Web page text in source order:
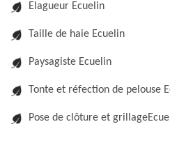
Elagueur Ecuelin
Taille de haie Ecuelin
Paysagiste Ecuelin
Tonte et réfection de pelouse
Pose de clôture et